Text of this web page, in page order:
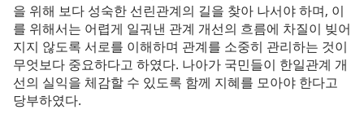
을 위해 보다 성숙한 선린관계의 길을 찾아 나서야 하며, 이
를 위해서는 어렵게 일궈낸 관계 개선의 흐름에 차질이 빚어
지지 않도록 서로를 이해하며 관계를 소중히 관리하는 것이
무엇보다 중요하다고 하였다. 나아가 국민들이 한일관계 개
선의 실익을 체감할 수 있도록 함께 지혜를 모아야 한다고
당부하였다.